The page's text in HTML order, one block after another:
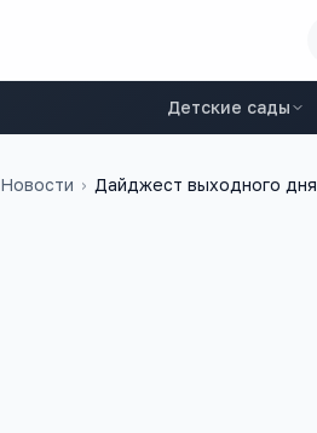
Детские сады
Новости › Дайджест выходного дня